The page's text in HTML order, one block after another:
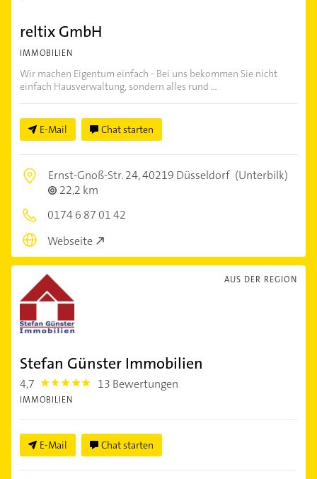
reltix GmbH
IMMOBILIEN
Wir machen Eigentum einfach - Bei uns bekommen Sie nicht
einfach Hausverwaltung, sondern alles rund ...
E-Mail Chat starten
Ernst-Gnoß-Str. 24,40219 Düsseldorf (Unterbilk)
22,2 km
0174 6 87 01 42
Webseite
AUS DER REGION
Stefan Günster Immobilien
4,7 4.7000003 13 Bewertungen
IMMOBILIEN
E-Mail Chat starten